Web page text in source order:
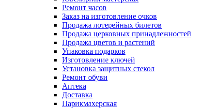
Ремонт часов
Заказ на изготовление очков
Продажа лотерейных билетов
Продажа церковных принадлежностей
Продажа цветов и растений
Упаковка подарков
Изготовление ключей
Установка защитных стекол
Ремонт обуви
Аптека
Доставка
Парикмахерская